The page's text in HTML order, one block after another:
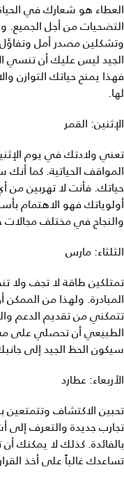
العطاء هو شعارك في
التضحيات من أجل الجميع.
وتشكلين مصدر أمل
الجيد ليس عليك أن تنسي
فهذا يمنح حياتك التوازن
لها.
الإثنين: القمر
تعني ولادتك في يوم
المواقف الحياتية. كما
حياتك. فأنت لا تهربين من
أولوياتك فهو الاهتمام
والنجاح في مختلف مجالات
الثلثاء: مارس
تمتلكين طاقة لا تجف ولا
المبادرة. ولهذا من
تتمكني من تقديم الدعم
الطبيعي أن تحصلي على
سيكون الحظ الجيد إلى
الأربعاء: عطارد
تحبين الاكتشاف
تجارب جديدة والتعرف إلى
بالفائدة. كذلك لا يمكنك
تساعدك غالباً على أخذ